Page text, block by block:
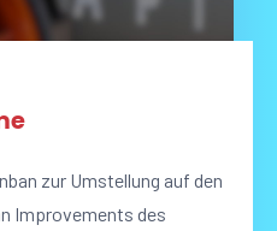
zur Umstellung auf den
Improvements des